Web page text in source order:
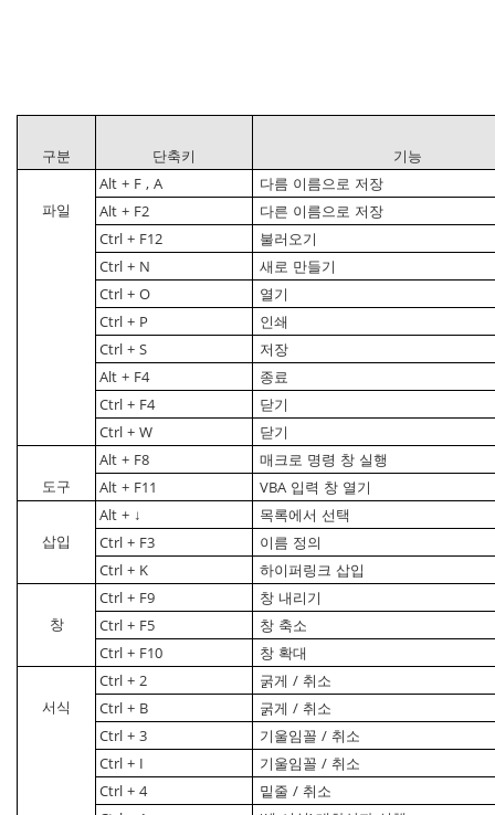
구분 단축키 기능
파일
Alt + F , A 다름 이름으로 저장
Alt + F2 다른 이름으로 저장
Ctrl + F12
불러오기
Ctrl + N 새로 만들기
Ctrl + O
열기
Ctrl + P
인쇄
Ctrl + S
저장
Alt + F4
종료
Ctrl + F4
닫기
Ctrl + W 닫기
도구
Alt + F8 매크로 명령 창 실행
Alt + F11 VBA 입력 창 열기
삽입
Alt + ↓ 목록에서 선택
Ctrl + F3 이름 정의
Ctrl + K 하이퍼링크 삽입
창
Ctrl + F9 창 내리기
Ctrl + F5 창 축소
Ctrl + F10 창 확대
서식
Ctrl + 2 굵게 / 취소
Ctrl + B 굵게 / 취소
Ctrl + 3 기울임꼴 / 취소
Ctrl + I 기울임꼴 / 취소
Ctrl + 4 밑줄 / 취소